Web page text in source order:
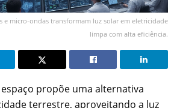
e micro-ondas transformam luz solar em eletricidade
limpa com alta eficiência.
propõe uma alternativa
terrestre, aproveitando a luz